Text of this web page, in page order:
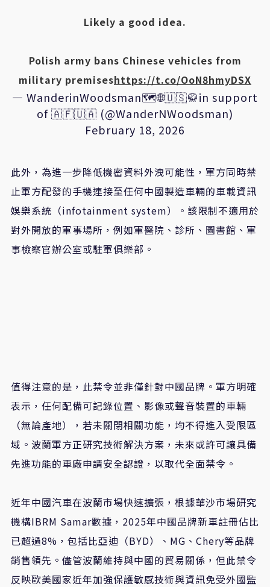
Likely a good idea.
Polish army bans Chinese vehicles from
military premiseshttps://t.co/OoN8hmyDSX
— WanderinWoodsman🗺🌐🇺🇸🥋in support
of 🇦🇫🇺🇦 (@WanderNWoodsman)
February 18, 2026
此外，為進一步降低機密資料外洩可能性，軍方同時禁
止軍方配發的手機連接至任何中國製造車輛的車載資訊
娛樂系統（infotainment system）。該限制不適用於
對外開放的軍事場所，例如軍醫院、診所、圖書館、軍
事檢察官辦公室或駐軍俱樂部。
值得注意的是，此禁令並非僅針對中國品牌。軍方明確
表示，任何配備可記錄位置、影像或聲音裝置的車輛
（無論產地），若未關閉相關功能，均不得進入受限區
域。波蘭軍方正研究技術解決方案，未來或許可讓具備
先進功能的車廠申請安全認證，以取代全面禁令。
近年中國汽車在波蘭市場快速擴張，根據華沙市場研究
機構IBRM Samar數據，2025年中國品牌新車註冊佔比
已超過8%，包括比亞迪（BYD）、MG、Chery等品牌
銷售領先。儘管波蘭維持與中國的貿易關係，但此禁令
反映歐美國家近年加強保護敏感技術與資訊免受外國監